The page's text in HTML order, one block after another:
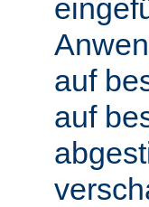
auf
auf